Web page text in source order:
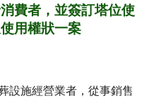
費者，並簽訂塔位使
用權狀一案
設施經營業者，從事銷售